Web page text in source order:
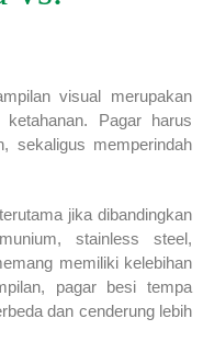
visual merupakan
Pagar harus
sekaligus memperindah
jika dibandingkan
stainless steel,
memiliki kelebihan
pagar besi tempa
dan cenderung lebih